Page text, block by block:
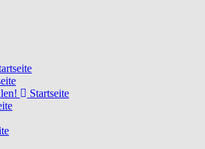
Startseite